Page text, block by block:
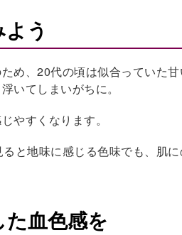
う
め、20代の頃は似合っていた
いてしまいがちに。
やすくなります。
と地味に感じる色味でも、肌
血色感を